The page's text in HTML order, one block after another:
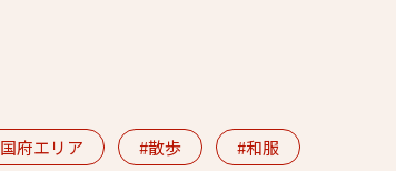
国府エリア 散歩 和服